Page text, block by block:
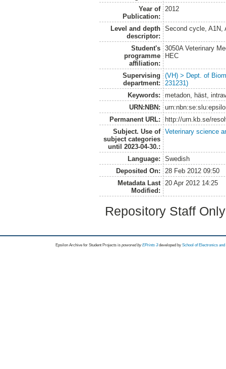
Year of
Publication:
2012
Level and depth
descriptor:
Second cycle, A1N,
Student's
programme
affiliation:
3050A Veterinary
HEC
Supervising
department:
(VH) > Dept. of
231231)
Keywords:
metadon, häst,
URN:NBN:
Permanent URL:
http://urn.kb.se/
Subject. Use of
subject categories
until 2023-04-30.:
Veterinary science
Language:
Swedish
Deposited On:
28 Feb 2012 09:50
Metadata Last
Modified:
20 Apr 2012 14:25
Repository Staff
Epsilon Archive for Student Projects is powored byEPrints 3 developed by School of Electronics